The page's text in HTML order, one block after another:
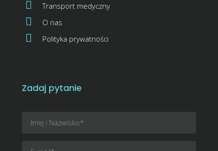
Transport medyczny
O nas
Polityka prywatności
Zadaj pytanie